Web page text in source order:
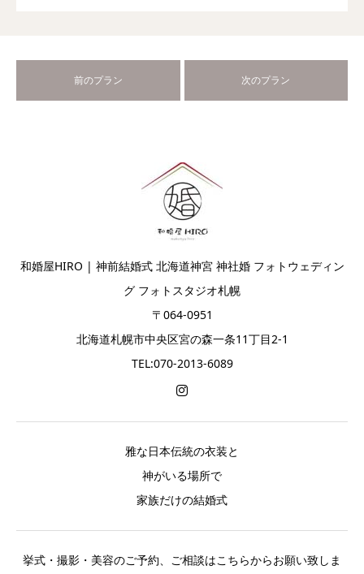
前のプラン 次のプラン
和婚屋HIRO | 神前結婚式 北海道神宮 神社婚 フォトウェディン
グ フォトスタジオ札幌
〒064-0951
北海道札幌市中央区宮の森一条11丁目2-1
TEL:070-2013-6089
雅な日本伝統の衣装と
神がいる場所で
家族だけの結婚式
挙式・撮影・美容のご予約、ご相談はこちらからお願い致しま